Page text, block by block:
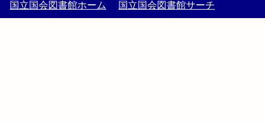
国立国会図書館ホーム 国立国会図書館サーチ